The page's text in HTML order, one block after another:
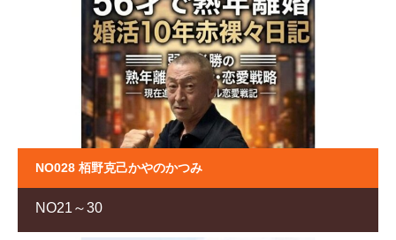
NO028 栢野克己かやのかつみ
NO21～30